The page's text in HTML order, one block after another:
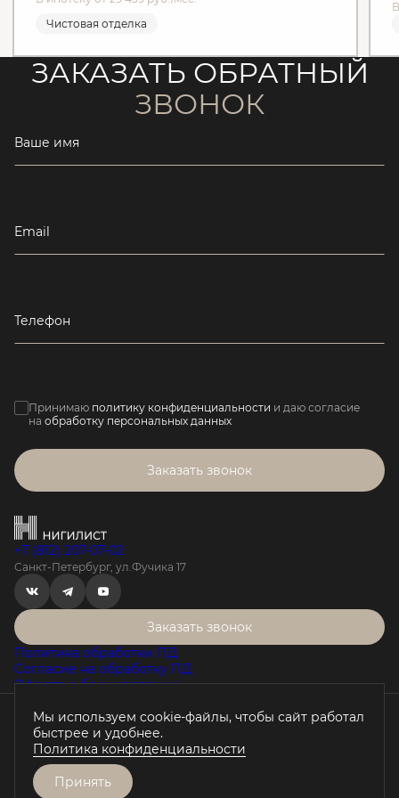
Чистовая отделка
ЗАКАЗАТЬ ОБРАТНЫЙ
ЗВОНОК
Ваше имя
Email
Телефон
Принимаю политику конфиденциальности и даю согласие
на обработку персональных данных
Заказать звонок
+7 (812) 207-07-02
Санкт-Петербург, ул.Фучика 17
Заказать звонок
Политика обработки ПД
Согласие на обработку ПД
Оферта о бронировании
Проектная декларация на наш.дом.рф
Любая информация, представленная на данном сайте, носит
исключительно информационный характер, не является
публичной офертой, определяемой положениями статьи 437 ГК
РФ.
Мы используем cookie-файлы, чтобы сайт работал
быстрее и удобнее.
Политика конфиденциальности
Принять